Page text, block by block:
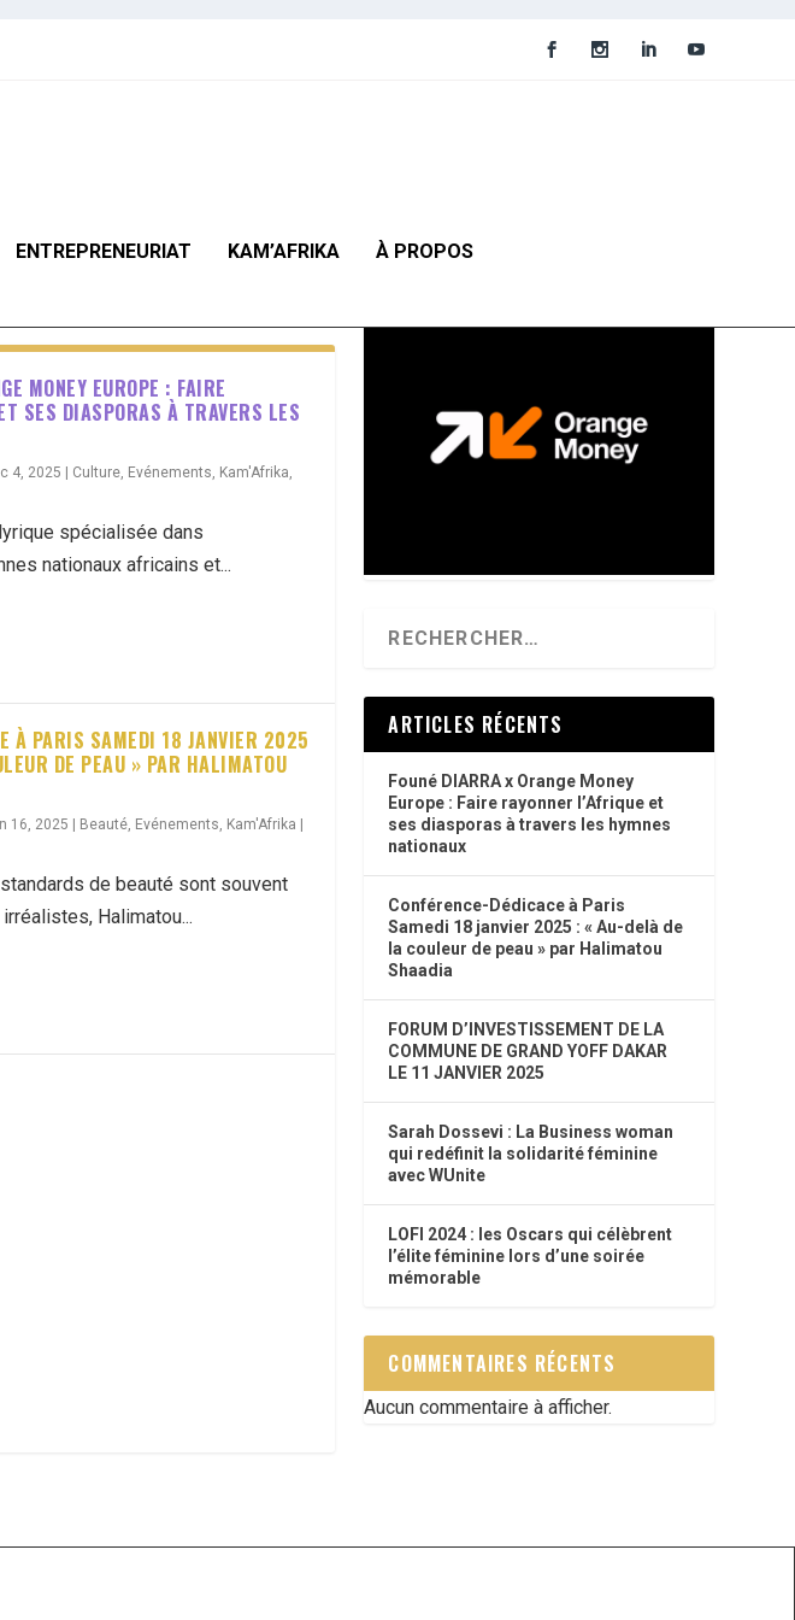
ENTREPRENEURIAT KAM’AFRIKA À PROPOS
MONEY EUROPE : FAIRE
SES DIASPORAS À TRAVERS LES
4, 2025 Culture, Evénements, Kam'Afrika,
spécialisée dans
nationaux africains et...
À PARIS SAMEDI 18 JANVIER 2025
DE PEAU » PAR HALIMATOU
16, 2025 | Beauté, Evénements Kam'Afrika |
de beauté sont souvent
Halimatou...
ARTICLES RÉCENTS
Founé DIARRA x Orange Money
Europe : Faire rayonner l’Afrique et
ses diasporas à travers les hymnes
nationaux
Conférence-Dédicace à Paris
Samedi 18 janvier 2025 : « Au-delà de
la couleur de peau » par Halimatou
Shaadia
FORUM D’INVESTISSEMENT DE LA
COMMUNE DE GRAND YOFF DAKAR
LE 11 JANVIER 2025
Sarah Dossevi : La Business woman
qui redéfinit la solidarité féminine
avec WUnite
LOFI 2024 : les Oscars qui célèbrent
l’élite féminine lors d’une soirée
mémorable
COMMENTAIRES RÉCENTS
Aucun commentaire à afficher.